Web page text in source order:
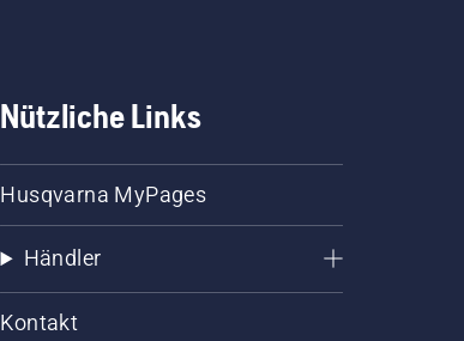
Nützliche Links
Husqvarna MyPages
Händler
Kontakt